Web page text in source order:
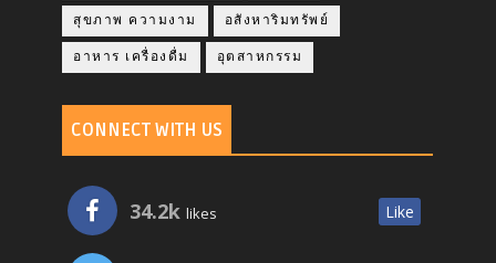
สุขภาพ ความงาม อสังหาริมทรัพย์
อาหาร เครื่องดื่ม อุตสาหกรรม
CONNECT WITH US
34.2k likes Like